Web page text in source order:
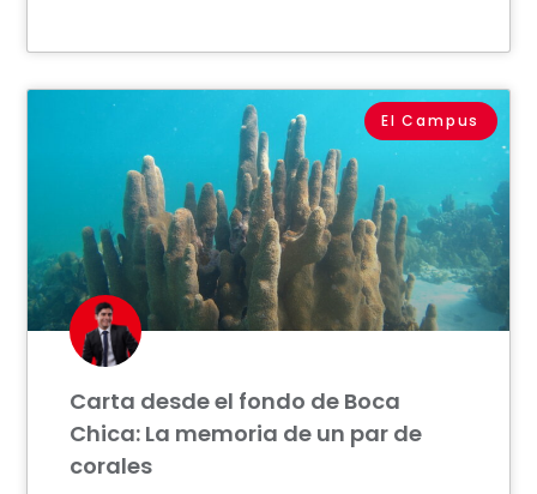
El Campus
Carta desde el fondo de Boca
Chica: La memoria de un par de
corales